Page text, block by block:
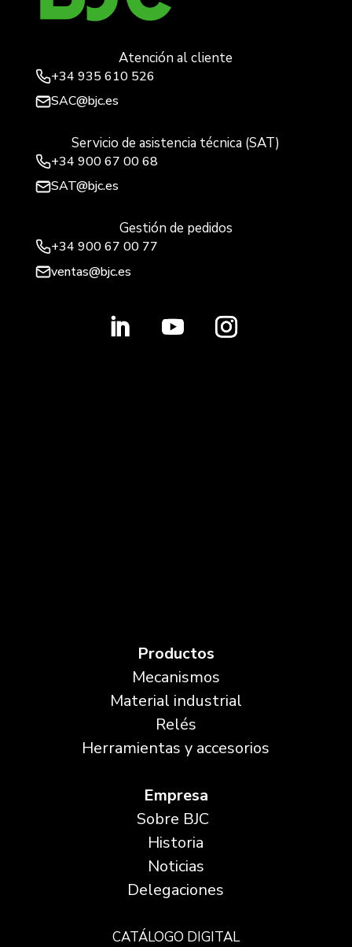
Atención al cliente
+34 935 610 526
SAC@bjc.es
Servicio de asistencia técnica (SAT)
+34 900 67 00 68
SAT@bjc.es
Gestión de pedidos
+34 900 67 00 77
ventas@bjc.es
Productos
Mecanismos
Material industrial
Relés
Herramientas y accesorios
Empresa
Sobre BJC
Historia
Noticias
Delegaciones
CATÁLOGO DIGITAL